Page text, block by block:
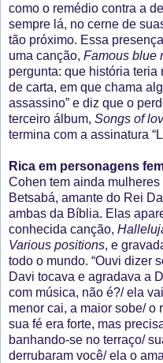
como o remédio contra a
sempre lá, no cerne de
tão próximo. Essa
uma canção, Famous blue
pergunta: que história teria
de carta, em que chama
assassino” e diz que o
terceiro álbum, Songs of
termina com a assinatura
Rica em personagens
Cohen tem ainda
Betsabá, amante do Rei
ambas da Bíblia. Elas
conhecida canção,
Various positions, e
todo o mundo. “Ouvi dizer
Davi tocava e agradava a
com música, não é?/ ela
menor cai, a maior sobe/ o
sua fé era forte, mas
banhando-se no terraço/
derrubaram você/ ela o